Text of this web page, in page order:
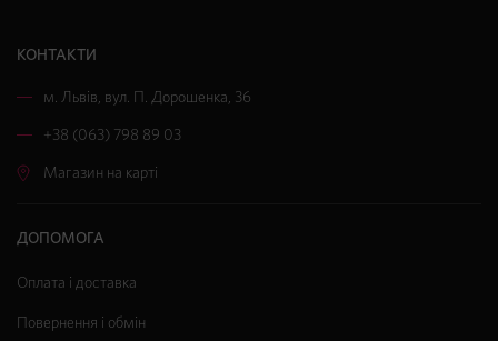
КОНТАКТИ
м. Львів, вул. П. Дорошенка, 36
+38 (063) 798 89 03
Магазин на карті
ДОПОМОГА
Оплата і доставка
Повернення і обмін